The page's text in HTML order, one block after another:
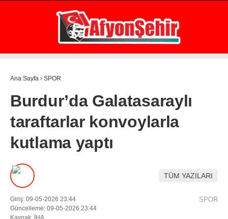
20.1 °
AFYON
GÜNDEM
EKONOMİ
ASAYİŞ
POLİTİKA
SPOR
SAĞLIK
EĞİTİM
Ana Sayfa › SPOR
Burdur’da Galatasaraylı
taraftarlar konvoylarla
kutlama yaptı
TÜM YAZILARI
Giriş: 09-05-2026 23:44
Güncelleme: 09-05-2026 23:44
Kaynak: İHA
SPOR